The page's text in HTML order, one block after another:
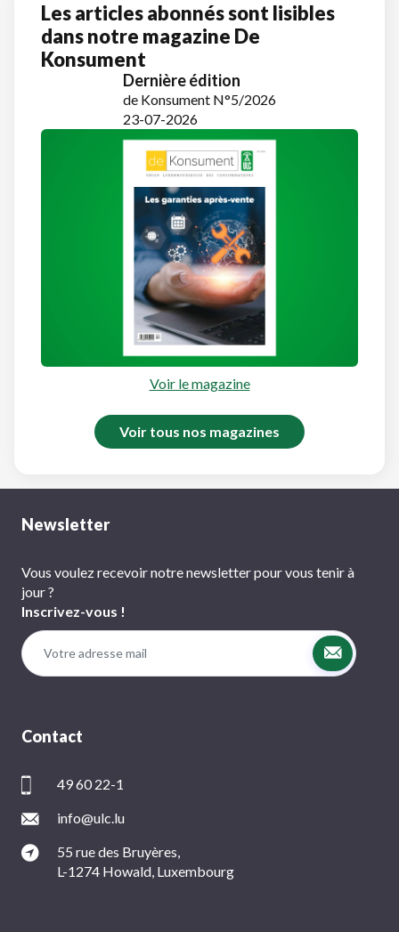
Les articles abonnés sont lisibles
dans notre magazine De
Konsument
Dernière édition
de Konsument N°5/2026
23-07-2026
Voir le magazine
Voir tous nos magazines
Newsletter
Vous voulez recevoir notre newsletter pour vous tenir à
jour ?
Inscrivez-vous !
Contact
49 60 22-1
info@ulc.lu
55 rue des Bruyères,
L-1274 Howald, Luxembourg